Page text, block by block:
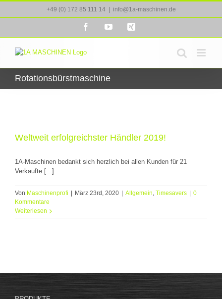
+49 (0) 172 85 111 14 info@1a-maschinen.de
FacebookYouTube
Rotationsbürstmaschine
Weltweit erfolgreichster Händler 2019!
1A-Maschinen bedankt sich herzlich bei allen Kunden für 21
Verkaufte [...]
Von Maschinenprofi März 23rd, 2020 Allgemein, Timesavers
0
Kommentare
Weiterlesen